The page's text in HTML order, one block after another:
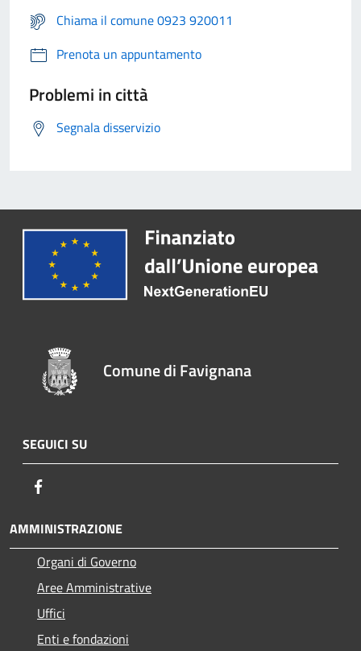
Chiama il comune 0923 920011
Prenota un appuntamento
Problemi in città
Segnala disservizio
Comune di Favignana
SEGUICI SU
AMMINISTRAZIONE
Organi di Governo
Aree Amministrative
Uffici
Enti e fondazioni